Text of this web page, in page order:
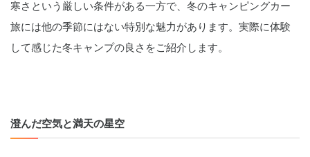
寒さという厳しい条件がある一方で、冬のキャンピングカー
旅には他の季節にはない特別な魅力があります。実際に体験
して感じた冬キャンプの良さをご紹介します。
澄んだ空気と満天の星空